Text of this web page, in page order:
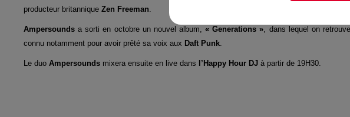
producteur britannique Zen Freeman
Ampersoundsa sorti en octobre un nouvel album,« Generations » , dans lequel on
connu notamment pour avoir prêté sa voix aux Daft Punk
Le duo Ampersounds mixera ensuite en live dans l’Happy Hour DJ à partir de 19H30.